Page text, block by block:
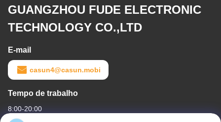
GUANGZHOU FUDE ELECTRONIC
TECHNOLOGY CO.,LTD
E-mail
casun4@casun.mobi
Tempo de trabalho
8:00-20:00